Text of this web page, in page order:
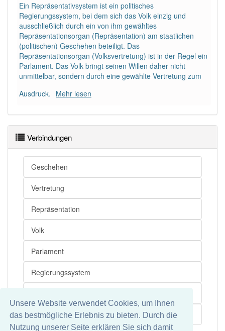
Unsere Website verwendet Cookies, um Ihnen
das bestmögliche Erlebnis zu bieten. Durch die
Nutzung unserer Seite erklären Sie sich damit
DIE:11 043
DAS:2Ausnahmen Beispiele
PowerIndex:3
Häufigkeit: 2 von 10
Wörter mit Endung-repräsentativverfassung: 1
Wörter mit Endung
mit einem anderen Artikeldie: 0
Das Wort wird häufig verwendet im Bereich Politik
99% unserer Spielapp-Nutzer haben den Artikel
korrekt erraten.
Ein Repräsentativsystem ist ein politisches
Regierungssystem, bei dem sich das Volk einzig und
ausschließlich durch ein von ihm gewähltes
Repräsentationsorgan (Repräsentation) am staatlichen
(politischen) Geschehen beteiligt. Das
Repräsentationsorgan (Volksvertretung) ist in der Regel ein
Parlament. Das Volk bringt seinen Willen daher nicht
unmittelbar, sondern durch eine gewählte Vertretung zum
Ausdruck. Mehr lesen
Verbindungen
Geschehen
Vertretung
Repräsentation
Volk
Parlament
Regierungssystem
Volksvertretung